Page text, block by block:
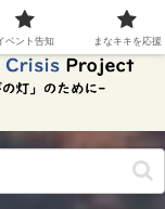
ベント告知 まなキキを応援